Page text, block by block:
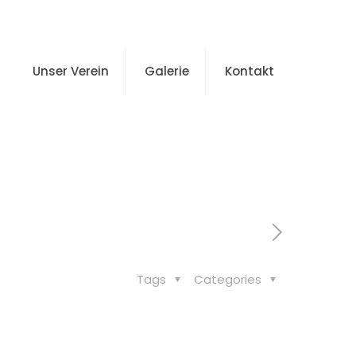
Unser Verein Galerie Kontakt
Categories
Tags